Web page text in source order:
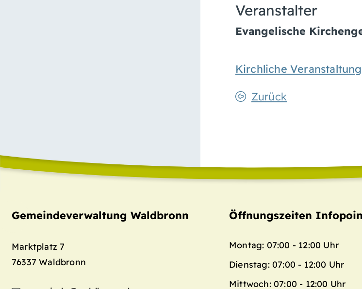
Veranstalter
Evangelische
Kirchliche Veranstaltung
Zurück
Gemeindeverwaltung Waldbronn
Marktplatz 7
76337 Waldbronn
Öffnungszeiten
Montag: 07:00 - 12:00 Uhr
Dienstag: 07:00 - 12:00 Uhr
Mittwoch: 07:00 - 12:00 Uhr